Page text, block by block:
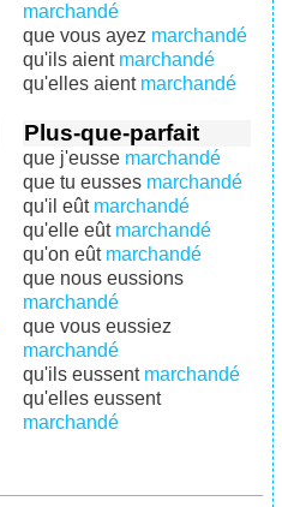
marchandé
que vous ayez marchandé
qu'ils aient marchandé
qu'elles aient marchandé
Plus-que-parfait
que j'eusse marchandé
que tu eusses marchandé
qu'il eût marchandé
qu'elle eût marchandé
qu'on eût marchandé
que nous eussions
marchandé
que vous eussiez
marchandé
qu'ils eussent marchandé
qu'elles eussent
marchandé